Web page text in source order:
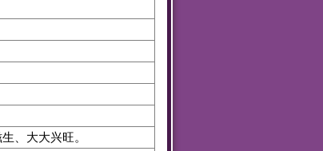
、大大兴旺。